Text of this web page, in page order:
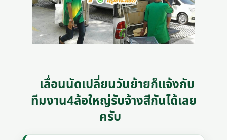
เลื่อนนัดเปลี่ยนวันย้ายก็แจ้งกับ
ทีมงาน4ล้อใหญ่รับจ้างสีกันได้เลย
ครับ